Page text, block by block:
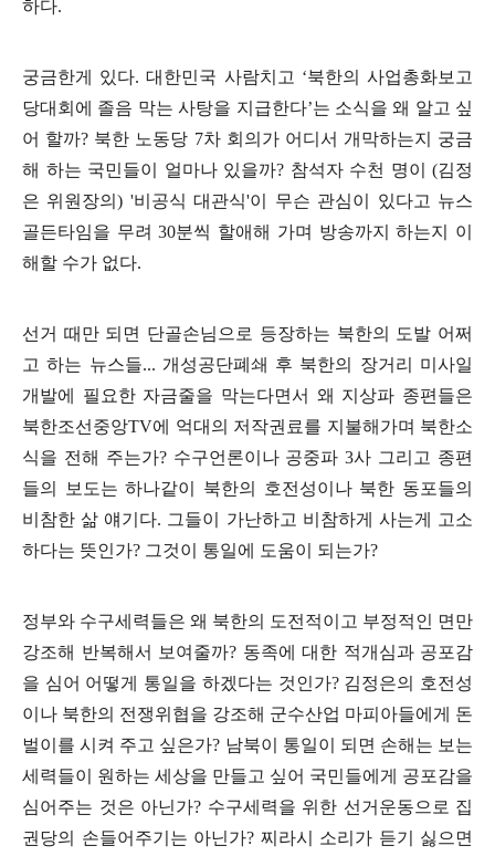
하다.
궁금한게 있다.대한민국 사람치고 ‘북한의 사업총화보고
당대회에 졸음 막는 사탕을 지급한다’는 소식을 왜 알고 싶
어 할까? 북한 노동당 7차 회의가 어디서 개막하는지 궁금
해 하는 국민들이 얼마나 있을까? 참석자 수천 명이 (김정
은 위원장의) '비공식 대관식'이 무슨 관심이 있다고 뉴스
골든타임을 무려30분씩 할애해 가며 방송까지 하는지 이
해할 수가 없다.
선거 때만 되면 단골손님으로 등장하는 북한의 도발 어쩌
고 하는 뉴스들... 개성공단폐쇄 후 북한의 장거리 미사일
개발에 필요한 자금줄을 막는다면서 왜 지상파 종편들은
북한조선중앙TV에 억대의 저작권료를 지불해가며 북한소
식을 전해 주는가? 수구언론이나 공중파3사 그리고 종편
들의 보도는 하나같이 북한의 호전성이나 북한 동포들의
비참한 삶 얘기다. 그들이 가난하고 비참하게 사는게 고소
하다는 뜻인가? 그것이 통일에 도움이 되는가?
정부와 수구세력들은 왜 북한의 도전적이고 부정적인 면만
강조해 반복해서 보여줄까? 동족에 대한 적개심과 공포감
을 심어 어떻게 통일을 하겠다는 것인가? 김정은의 호전성
이나 북한의 전쟁위협을 강조해 군수산업 마피아들에게 돈
벌이를 시켜 주고 싶은가? 남북이 통일이 되면 손해는 보는
세력들이 원하는 세상을 만들고 싶어 국민들에게 공포감을
심어주는 것은 아닌가? 수구세력을 위한 선거운동으로 집
권당의 손들어주기는 아닌가? 찌라시 소리가 듣기 싫으면